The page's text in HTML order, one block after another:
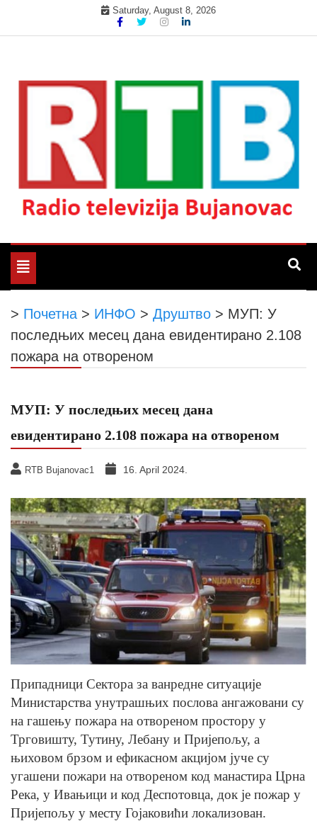
Saturday, August 8, 2026
РТБ Бујановац
Toggle
navigation
> Почетна > ИНФО > Друштво > МУП: У
последњих месец дана евидентирано 2.108
пожара на отвореном
МУП: У последњих месец дана
евидентирано 2.108 пожара на отвореном
RTB Bujanovac1 16. April 2024.
Припадници Сектора за ванредне ситуације
Министарства унутрашњих послова ангажовани су
на гашењу пожара на отвореном простору у
Трговишту, Тутину, Лебану и Пријепољу, а
њиховом брзом и ефикасном акцијом јуче су
угашени пожари на отвореном код манастира Црна
Река, у Ивањици и код Деспотовца, док је пожар у
Пријепољу у месту Гојаковићи локализован.